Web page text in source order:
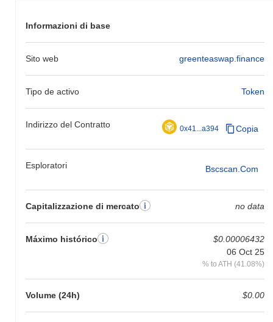
Informazioni di base
Sito web greenteaswap.finance
Tipo de activo Token
Indirizzo del Contratto 0x41...a394 Copia
Esploratori Bscscan.com
Capitalizzazione di mercato no data
Máximo histórico
$0.00006432
06 Oct 25
% to ATH (41.08%)
Volume (24h) $0.00
Nelle ultime 24 ore, il volume di trading di GreenTeaSwap si
attesta a$0.00.
GreenTeaSwap?
Massimo Storico (ATH):
Minimo Storico (ATL):$0.00
GreenTeaSwap è attualmente scambiato~29.12%
al di sotto del
suo ATH .
Come si sta comportando GreenTeaSwap rispetto
Negli ultimi 7 giorni, GreenTeaSwap ha guadagnato
superando il mercato crypto complessivo che ha registrato un
calo del0.71%. Ciò indica una forte performance nell'azione del
prezzo di TEA rispetto allo slancio del mercato più ampio.